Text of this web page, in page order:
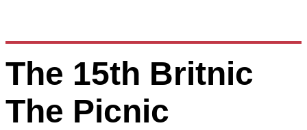
The 15th Britnic
The Picnic